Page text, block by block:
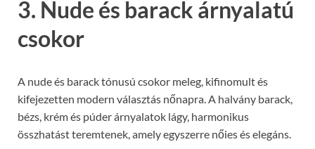
3. Nude és barack árnyalatú
csokor
A nude és barack tónusú csokor meleg, kifinomult és
kifejezetten modern választás nőnapra. A halvány barack,
bézs, krém és púder árnyalatok lágy, harmonikus
összhatást teremtenek, amely egyszerre nőies és elegáns.